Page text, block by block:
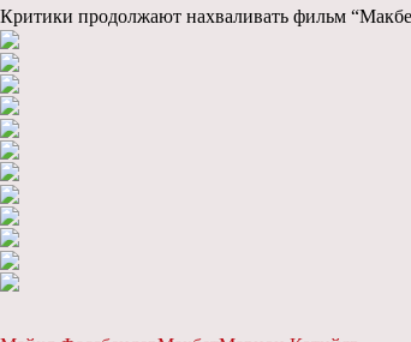
Критики продолжают нахваливать фильм